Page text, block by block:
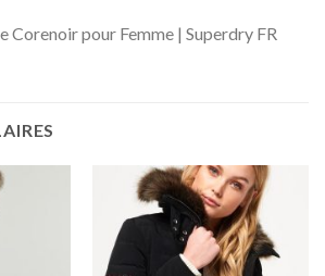
Corenoir pour Femme | Superdry FR